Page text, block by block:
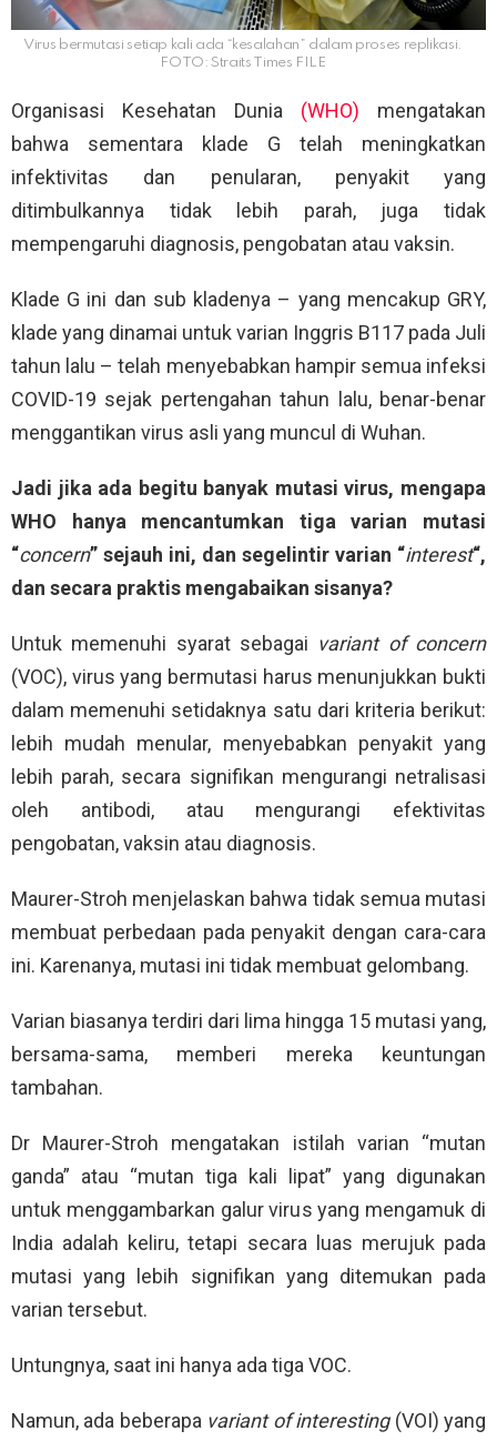
Virus bermutasi setiap kali ada “kesalahan” dalam proses replikasi.
FOTO: Straits Times FILE
Organisasi Kesehatan Dunia (WHO) mengatakan
bahwa sementara klade G telah meningkatkan
infektivitas dan penularan, penyakit yang
ditimbulkannya tidak lebih parah, juga tidak
mempengaruhi diagnosis, pengobatan atau vaksin.
Klade G ini dan sub kladenya – yang mencakup GRY,
klade yang dinamai untuk varian Inggris B117 pada Juli
tahun lalu – telah menyebabkan hampir semua infeksi
COVID-19 sejak pertengahan tahun lalu, benar-benar
menggantikan virus asli yang muncul di Wuhan.
Jadi jika ada begitu banyak mutasi virus, mengapa
WHO hanya mencantumkan tiga varian mutasi
“concern” sejauh ini, dan segelintir varian “interest“,
dan secara praktis mengabaikan sisanya?
Untuk memenuhi syarat sebagai variant of concern
(VOC), virus yang bermutasi harus menunjukkan bukti
dalam memenuhi setidaknya satu dari kriteria berikut:
lebih mudah menular, menyebabkan penyakit yang
lebih parah, secara signifikan mengurangi netralisasi
oleh antibodi, atau mengurangi efektivitas
pengobatan, vaksin atau diagnosis.
Maurer-Stroh menjelaskan bahwa tidak semua mutasi
membuat perbedaan pada penyakit dengan cara-cara
ini. Karenanya, mutasi ini tidak membuat gelombang.
Varian biasanya terdiri dari lima hingga 15 mutasi yang,
bersama-sama, memberi mereka keuntungan
tambahan.
Dr Maurer-Stroh mengatakan istilah varian “mutan
ganda” atau “mutan tiga kali lipat” yang digunakan
untuk menggambarkan galur virus yang mengamuk di
India adalah keliru, tetapi secara luas merujuk pada
mutasi yang lebih signifikan yang ditemukan pada
varian tersebut.
Untungnya, saat ini hanya ada tiga VOC.
Namun, ada beberapa variant of interesting(VOI) yang